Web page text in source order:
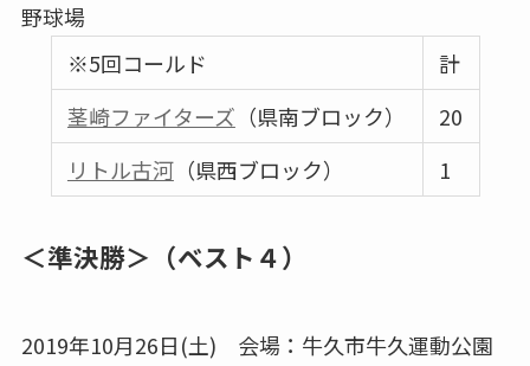
野球場
※5回コールド
計
茎崎ファイターズ （県南ブロック）
20
リトル古河（県西ブロック） 1
＜準決勝＞（ベスト４）
2019年10月26日(土) 会場：牛久市牛久運動公園